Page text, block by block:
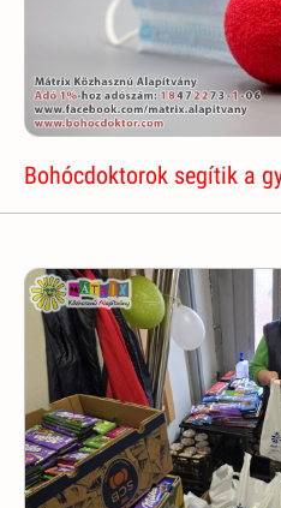
Bohócdoktorok segítik a